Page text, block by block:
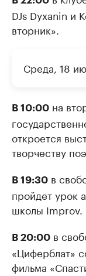
DJs Dyxanin и
вторник».
Среда, 18
В 10:00 на
откроется
творчеству
В 19:30 в
пройдет урок
школы Improv.
В 20:00 в
«Циферблат»
фильма